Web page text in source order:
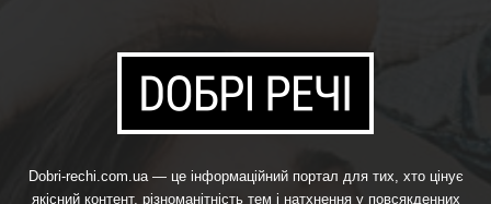
Dobri-rechi.com.ua — це інформаційний портал для тих, хто цінує
якісний контент, різноманітність тем і натхнення у повсякденних